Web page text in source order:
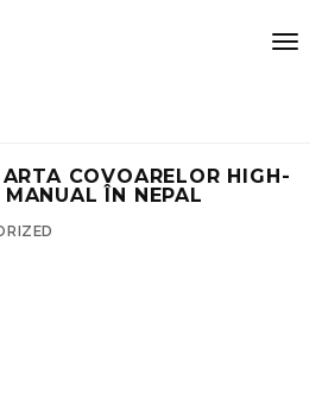
COVOARELOR HIGH-
ÎN NEPAL